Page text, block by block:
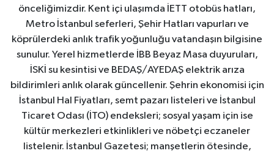
önceliğimizdir. Kent içi ulaşımda İETT otobüs hatları,
Metro İstanbul seferleri, Şehir Hatları vapurları ve
köprülerdeki anlık trafik yoğunluğu vatandaşın bilgisine
sunulur. Yerel hizmetlerde İBB Beyaz Masa duyuruları,
İSKİ su kesintisi ve BEDAŞ/AYEDAŞ elektrik arıza
bildirimleri anlık olarak güncellenir. Şehrin ekonomisi için
İstanbul Hal Fiyatları, semt pazarı listeleri ve İstanbul
Ticaret Odası (İTO) endeksleri; sosyal yaşam için ise
kültür merkezleri etkinlikleri ve nöbetçi eczaneler
listelenir. İstanbul Gazetesi; manşetlerin ötesinde,